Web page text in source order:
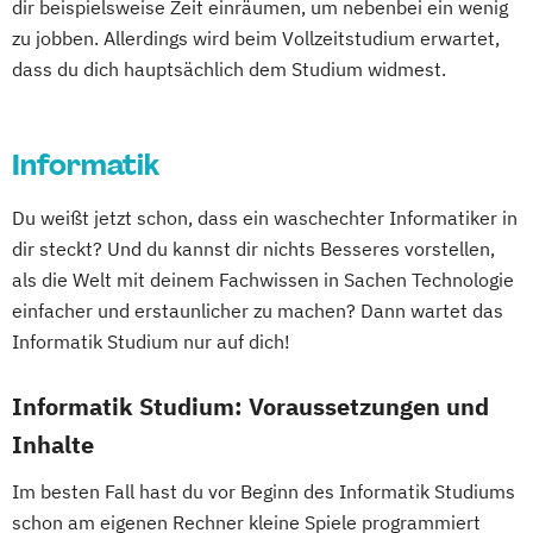
Conventional & Ion Radiotherapy (EN)
Nachhaltige Produktion &
Polizeiliche Führung
Pädagogisch-Didaktischer Lehrgang für
Lehrende des Exekutivdienstes
Radiologietechnologie
Regenerative Energiesysteme &
technisches Energiemanagement
Softwaretechnik & Digitaler Systembau
Strategisches Marketing &
Kampagnenmanagement
Strategisches Sicherheitsmanagement
Französisch (Lehramt) Geographie
Geographie und Wirtschaft (Lehramt)
Sozialkunde und Politische Bildung
Gestaltung – Unterrichtsfach Technisches
Gestaltung: Technik
Textil (Lehramt)
Griechisch (Lehramt)
Informatik
Informatik und Informatikmanagement
Informationstechnik & System-
Management
Innovation & Management im Tourismus
MultiMedia Art
Physiotherapie
Radiologietechnologie
Realtime Art & Visual Effects
Retail & Technology
Smart Buildings in Smart Cities
Soziale Arbeit
Soziale Innovation
Wirtschaftsinformatik & Digitale
dir beispielsweise Zeit einräumen, um nebenbei ein wenig
zu jobben. Allerdings wird beim Vollzeitstudium erwartet,
dass du dich hauptsächlich dem Studium widmest.
Informatik
Du weißt jetzt schon, dass ein waschechter Informatiker in
dir steckt? Und du kannst dir nichts Besseres vorstellen,
als die Welt mit deinem Fachwissen in Sachen Technologie
einfacher und erstaunlicher zu machen? Dann wartet das
Informatik Studium nur auf dich!
Informatik Studium: Voraussetzungen und
Inhalte
Im besten Fall hast du vor Beginn des Informatik Studiums
schon am eigenen Rechner kleine Spiele programmiert